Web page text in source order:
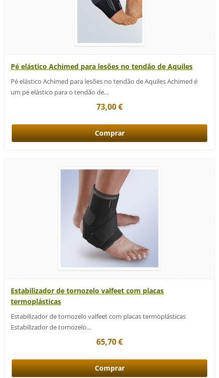
Pé elástico Achimed para lesões no tendão de Aquiles
Pé elástico Achimed para lesões no tendão de Aquiles Achimed é
um pé elástico para o tendão de...
73,00 €
Estabilizador de tornozelo valfeet com placas
termoplásticas
Estabilizador de tornozelo valfeet com placas termoplásticas
Estabilizador de tornozelo...
65,70 €